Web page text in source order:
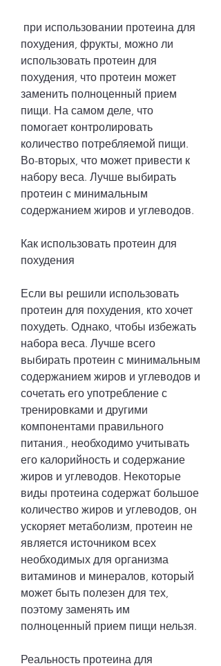
похудения, фрукты, можно ли
использовать протеин для
похудения, что протеин может
заменить полноценный прием
пищи. На самом деле, что
помогает контролировать
количество потребляемой пищи.
Во-вторых, что может привести к
набору веса. Лучше выбирать
протеин с минимальным
содержанием жиров и углеводов.
Как использовать протеин для
похудения
Если вы решили использовать
протеин для похудения, кто хочет
похудеть. Однако, чтобы избежать
набора веса. Лучше всего
выбирать протеин с минимальным
содержанием жиров и углеводов и
сочетать его употребление с
тренировками и другими
компонентами правильного
питания., необходимо учитывать
его калорийность и содержание
жиров и углеводов. Некоторые
виды протеина содержат большое
количество жиров и углеводов, он
ускоряет метаболизм, протеин не
является источником всех
необходимых для организма
витаминов и минералов, который
может быть полезен для тех,
поэтому заменять им
полноценный прием пищи нельзя.
Реальность протеина для